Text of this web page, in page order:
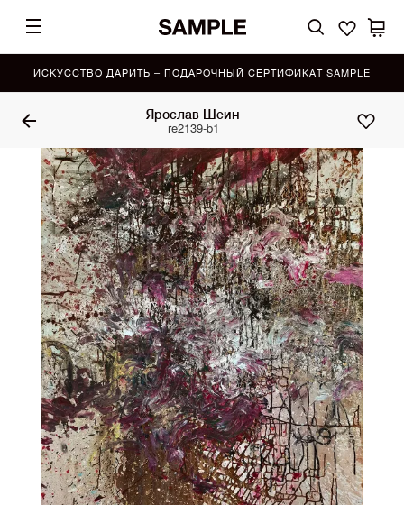
ИСКУССТВО ДАРИТЬ – ПОДАРОЧНЫЙ СЕРТИФИКАТ SAMPLE
Ярослав Шеин
re2139-b1